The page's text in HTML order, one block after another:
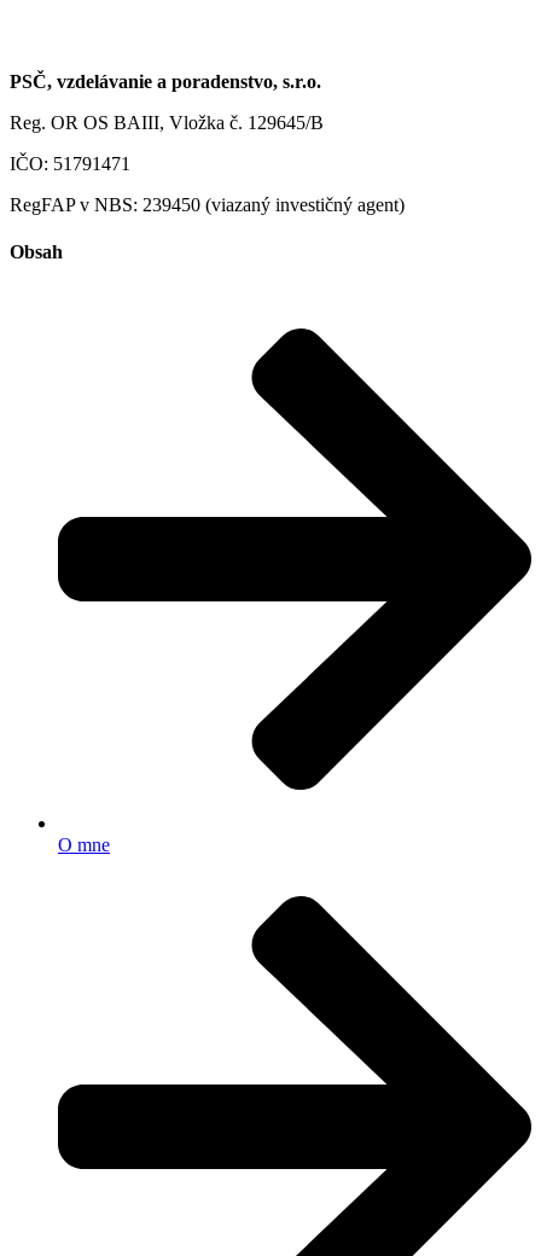
PSČ, vzdelávanie a poradenstvo, s.r.o.
Reg. OR OS BAIII, Vložka č. 129645/B
IČO: 51791471
RegFAP v NBS: 239450 (viazaný investičný agent)
Obsah
O mne